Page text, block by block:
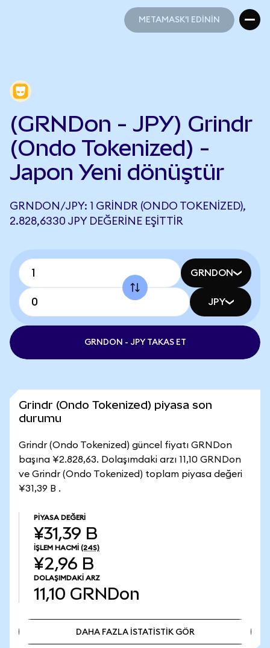
METAMASK'I EDİNİN
(GRNDon - JPY) Grindr
(Ondo Tokenized) -
Japon Yeni dönüştür
GRNDON/JPY: 1 GRINDR (ONDO TOKENIZED),
2.828,6330 JPY DEĞERINE EŞITTIR
GRNDON
JPY
GRNDON - JPY TAKAS ET
Grindr (Ondo Tokenized) piyasa son
durumu
Grindr (Ondo Tokenized) güncel fiyatı GRNDon
başına ¥2.828,63. Dolaşımdaki arzı 11,10 GRNDon
ve Grindr (Ondo Tokenized) toplam piyasa değeri
¥31,39 B .
PIYASA DEĞERI
¥31,39 B
İŞLEM HACMI (24S)
¥2,96 B
DOLAŞIMDAKI ARZ
11,10 GRNDon
DAHA FAZLA İSTATİSTİK GÖR